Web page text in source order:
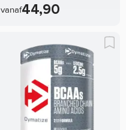
vanaf44,90